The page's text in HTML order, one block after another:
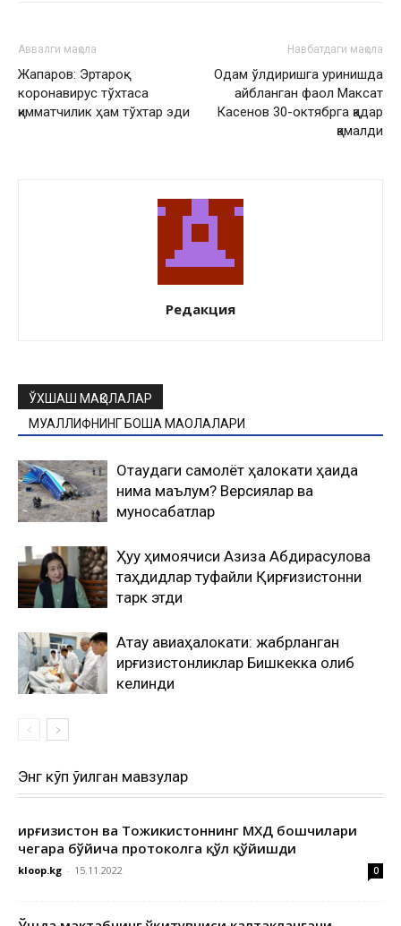
Аввалги мақола
Жапаров: Эртароқ
коронавирус тўхтаса
қимматчилик ҳам тўхтар эди
Навбатдаги мақола
Одам ўлдиришга уринишда
айбланган фаол Максат
Касенов 30-октябрга қадар
қамалди
Редакция
ЎХШАШ МАҚОЛАЛАР
МУАЛЛИФНИНГ БОШҚА МАҚОЛАЛАРИ
Оқтаудаги самолёт ҳалокати ҳақида
нима маълум? Версиялар ва
муносабатлар
Ҳуқуқ ҳимоячиси Азиза Абдирасулова
таҳдидлар туфайли Қирғизистонни
тарк этди
Ақтау авиаҳалокати: жабрланган
қирғизистонликлар Бишкекка олиб
келинди
Энг кўп ўқилган мавзулар
Қирғизистон ва Тожикистоннинг МХДҚ бошчилари
чегара бўйича протоколга қўл қўйишди
kloop.kg - 15.11.2022 0